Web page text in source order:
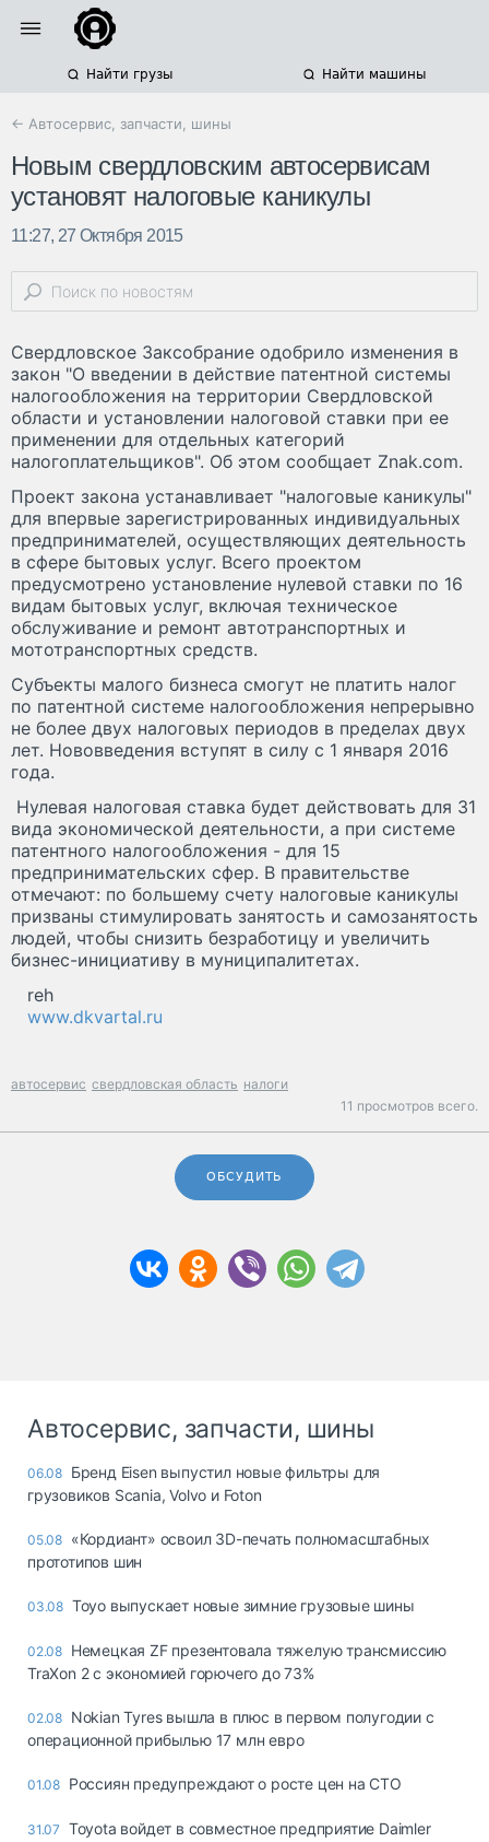
Найти грузы Найти машины
← Автосервис, запчасти, шины
Новым свердловским автосервисам
установят налоговые каникулы
11:27, 27 Октября 2015
Свердловское Заксобрание одобрило изменения в
закон "О введении в действие патентной системы
налогообложения на территории Свердловской
области и установлении налоговой ставки при ее
применении для отдельных категорий
налогоплательщиков". Об этом сообщает Znak.com.
Проект закона устанавливает "налоговые каникулы"
для впервые зарегистрированных индивидуальных
предпринимателей, осуществляющих деятельность
в сфере бытовых услуг. Всего проектом
предусмотрено установление нулевой ставки по 16
видам бытовых услуг, включая техническое
обслуживание и ремонт автотранспортных и
мототранспортных средств.
Субъекты малого бизнеса смогут не платить налог
по патентной системе налогообложения непрерывно
не более двух налоговых периодов в пределах двух
лет. Нововведения вступят в силу с 1 января 2016
года.
Нулевая налоговая ставка будет действовать для 31
вида экономической деятельности, а при системе
патентного налогообложения - для 15
предпринимательских сфер. В правительстве
отмечают: по большему счету налоговые каникулы
призваны стимулировать занятость и самозанятость
людей, чтобы снизить безработицу и увеличить
бизнес-инициативу в муниципалитетах.
reh
www.dkvartal.ru
автосервис свердловская область налоги
11 просмотров всего.
ОБСУДИТЬ
Автосервис, запчасти, шины
06.08 Бренд Eisen выпустил новые фильтры для
грузовиков Scania, Volvo и Foton
05.08 «Кордиант» освоил 3D-печать полномасштабных
прототипов шин
03.08 Toyo выпускает новые зимние грузовые шины
02.08 Немецкая ZF презентовала тяжелую трансмиссию
TraXon 2 с экономией горючего до 73%
02.08 Nokian Tyres вышла в плюс в первом полугодии с
операционной прибылью 17 млн евро
01.08 Россиян предупреждают о росте цен на СТО
31.07 Toyota войдет в совместное предприятие Daimler